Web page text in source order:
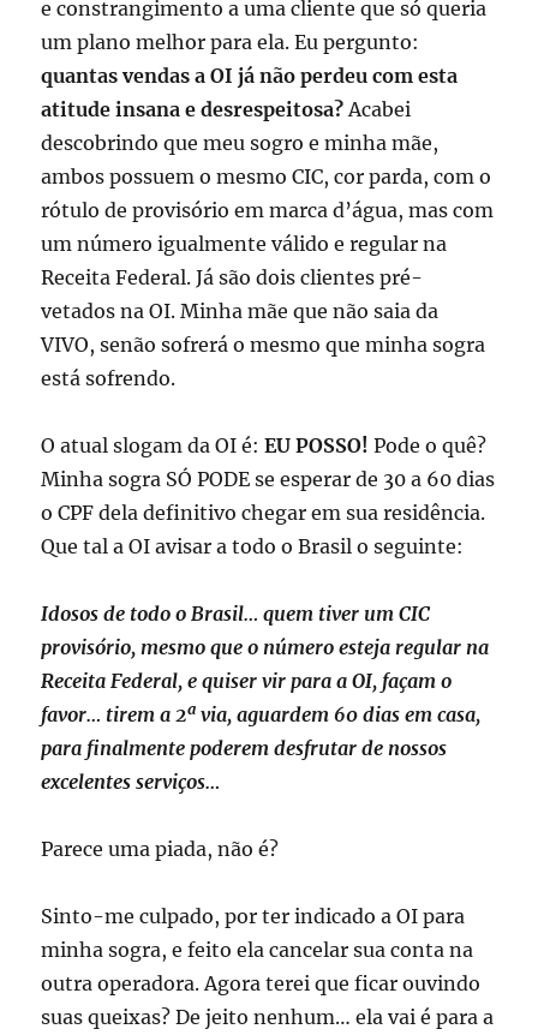
e constrangimento a uma cliente que só queria
um plano melhor para ela. Eu pergunto:
quantas vendas a OI já não perdeu com esta
atitude insana e desrespeitosa?Acabei
descobrindo que meu sogro e minha mãe,
ambos possuem o mesmo CIC, cor parda, com o
rótulo de provisório em marca d’água, mas com
um número igualmente válido e regular na
Receita Federal. Já são dois clientes pré-
vetados na OI. Minha mãe que não saia da
VIVO, senão sofrerá o mesmo que minha sogra
está sofrendo.
O atual slogam da OI é:EU POSSO! Pode o quê?
Minha sogra SÓ PODE se esperar de 30 a 60 dias
o CPF dela definitivo chegar em sua residência.
Que tal a OI avisar a todo o Brasil o seguinte:
Idosos de todo o Brasil… quem tiver um CIC
provisório, mesmo que o número esteja regular na
Receita Federal, e quiser vir para a OI, façam o
favor… tirem a 2ª via, aguardem 60 dias em casa,
para finalmente poderem desfrutar de nossos
excelentes serviços…
Parece uma piada, não é?
Sinto-me culpado, por ter indicado a OI para
minha sogra, e feito ela cancelar sua conta na
outra operadora. Agora terei que ficar ouvindo
suas queixas? De jeito nenhum… ela vai é para a